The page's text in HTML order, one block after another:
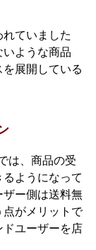
ていました
ような商品
展開している
は、商品の受
ようになって
ザー側は送料無
点がメリットで
ユーザーを店